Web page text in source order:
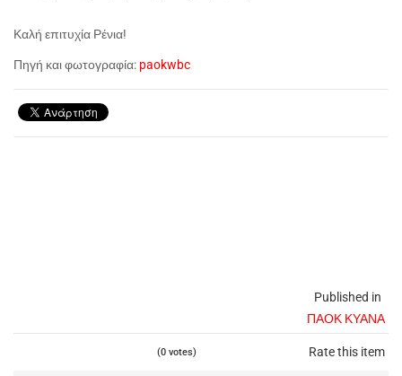
Published in
ΠΑΟΚ ΚΥΑΝΑ
Rate this item
(0 votes)
Καλή επιτυχία Ρένια!
Πηγή και φωτογραφία: paokwbc